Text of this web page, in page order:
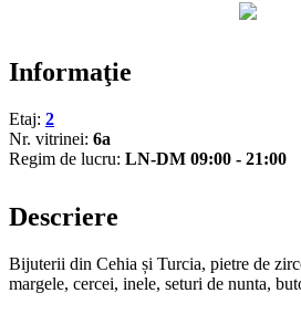
Informaţie
Etaj: 2
Nr. vitrinei: 6a
Regim de lucru: LN-DM 09:00 - 21:00
Descriere
Bijuterii din Cehia și Turcia, pietre de
margele, cercei, inele, seturi de nunta,